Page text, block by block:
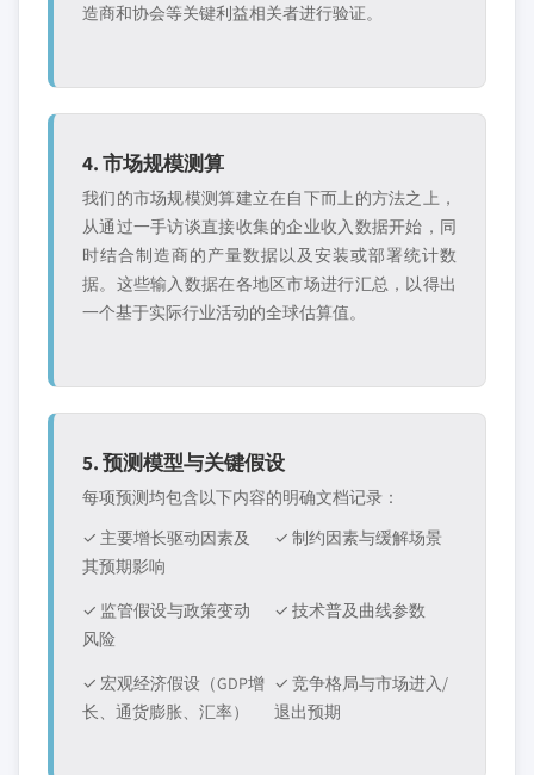
造商和协会等关键利益相关者进行验证。
4. 市场规模测算
我们的市场规模测算建立在自下而上的方法之上，
从通过一手访谈直接收集的企业收入数据开始，同
时结合制造商的产量数据以及安装或部署统计数
据。这些输入数据在各地区市场进行汇总，以得出
一个基于实际行业活动的全球估算值。
5. 预测模型与关键假设
每项预测均包含以下内容的明确文档记录：
✓ 主要增长驱动因素及
其预期影响
✓ 制约因素与缓解场景
✓ 监管假设与政策变动
风险
✓ 技术普及曲线参数
✓ 宏观经济假设（GDP增
长、通货膨胀、汇率）
✓ 竞争格局与市场进入/
退出预期